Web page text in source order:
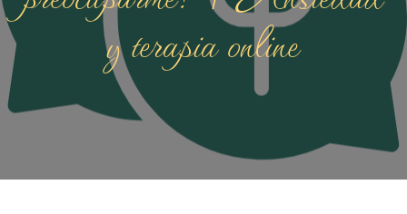
y terapia online